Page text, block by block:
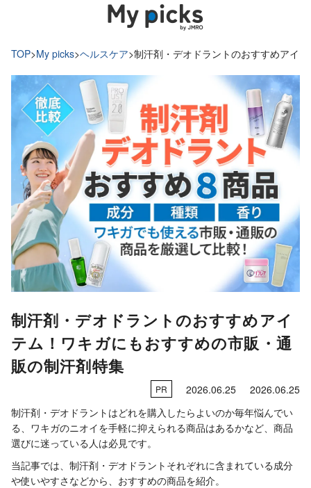
TOP>My picks>ヘルスケア>制汗剤・デオドラントのおすすめアイ
制汗剤・デオドラントのおすすめアイ
テム！ワキガにもおすすめの市販・通
販の制汗剤特集
PR 2026.06.25
2026.06.25
制汗剤・デオドラントはどれを購入したらよいのか毎年悩んでい
る、ワキガのニオイを手軽に抑えられる商品はあるかなど、商品
選びに迷っている人は必見です。
当記事では、制汗剤・デオドラントそれぞれに含まれている成分
や使いやすさなどから、おすすめの商品を紹介。